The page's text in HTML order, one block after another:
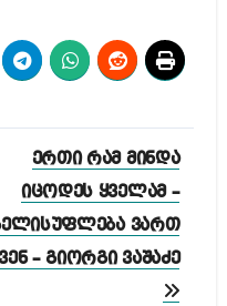
ერთი რამ მინდა
იცოდეს ყველამ –
ვართ
– გიორგი ვაშაძე